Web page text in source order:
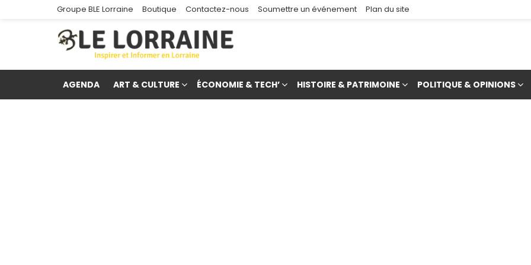
Groupe BLE Lorraine Boutique Contactez-nous Soumettre un événement Plan du site
AGENDA ART & CULTURE ÉCONOMIE & TECH’ HISTOIRE & PATRIMOINE POLITIQUE & OPINIONS